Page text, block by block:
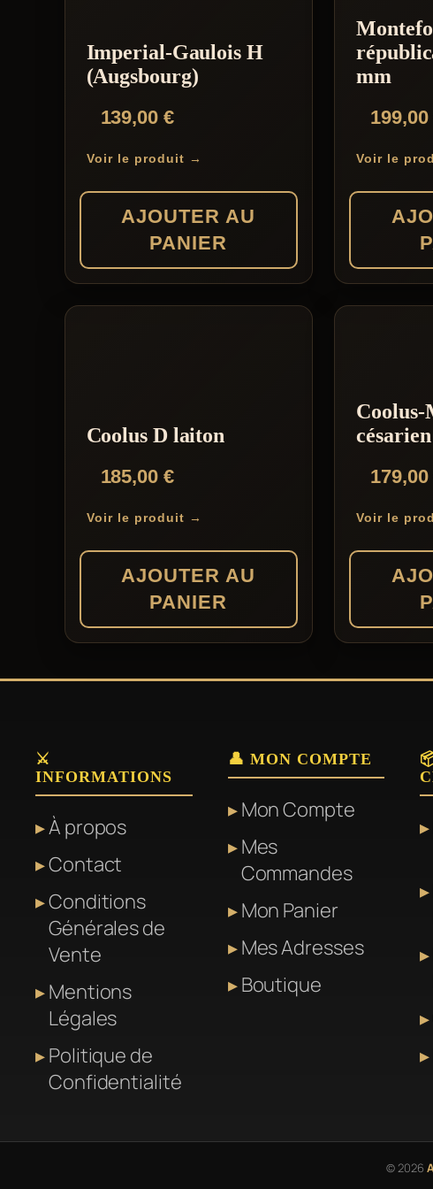
Imperial-Gaulois H
(Augsbourg)
139,00 €
Voir le produit →
AJOUTER AU
PANIER
mm
199,00
Voir le
Coolus D laiton
185,00 €
Voir le produit →
AJOUTER AU
PANIER
Coolus-
césarien
179,00
Voir le
⚔️
INFORMATIONS
À propos
Contact
Conditions
Générales de
Vente
Mentions
Légales
Politique de
Confidentialité
👤 MON COMPTE
Mon Compte
Mes
Commandes
Mon Panier
Mes Adresses
Boutique
© 2026